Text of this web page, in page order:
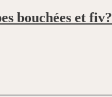
bouchées et fiv?